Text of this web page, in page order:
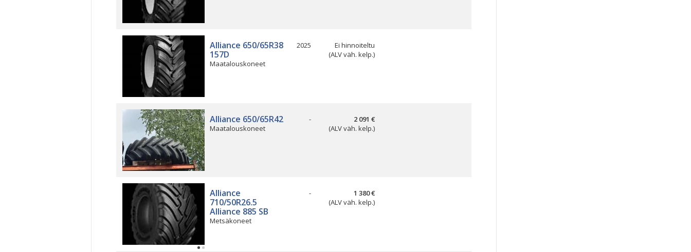
Alliance 650/65R38
157D
Maatalouskoneet
2025
Ei hinnoiteltu
(ALV väh. kelp.)
Alliance 650/65R42
Maatalouskoneet
-
2 091 €
(ALV väh. kelp.)
Alliance
710/50R26.5
Alliance 885 SB
Metsäkoneet
-
1 380 €
(ALV väh. kelp.)